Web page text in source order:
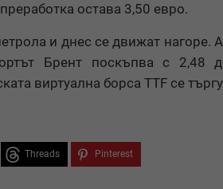
остава 3,50 евро.
и днес се движат нагоре.
Брент поскъпва с 2,48
виртуална борса TTF се
Threads Pinterest